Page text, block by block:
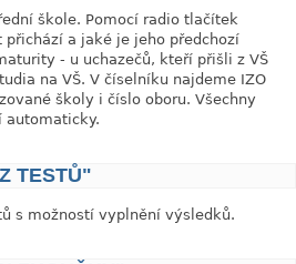
škole. Pomocí radio tlačítek
a jaké je jeho předchozí
- u uchazečů, kteří přišli z VŠ
na VŠ. V číselníku najdeme IZO
školy i číslo oboru. Všechny
automaticky.
TESTŮ"
s možností vyplnění výsledků.